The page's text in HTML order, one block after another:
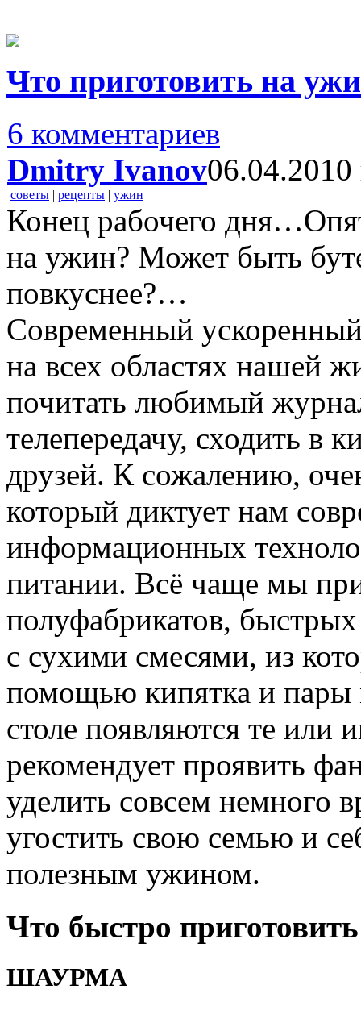
Что приготовить на
6 комментариев
Dmitry Ivanov06.04.2010
советы | рецепты | ужин
Конец рабочего
на ужин? Может быть
повкуснее?…
Современный
на всех областях нашей
почитать любимый
телепередачу, сходить в
друзей. К сожалению,
который диктует нам
информационных
питании. Всё чаще мы
полуфабрикатов,
с сухими смесями, из
помощью кипятка и
столе появляются те
рекомендует проявить
уделить совсем немного
угостить свою семью и
полезным ужином.
Что быстро
ШАУРМА